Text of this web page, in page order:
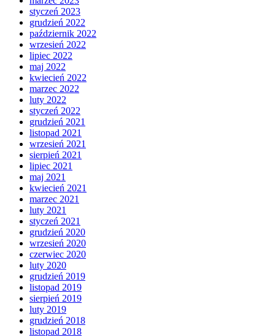
styczeń 2023
grudzień 2022
październik 2022
wrzesień 2022
lipiec 2022
maj 2022
kwiecień 2022
marzec 2022
luty 2022
styczeń 2022
grudzień 2021
listopad 2021
wrzesień 2021
sierpień 2021
lipiec 2021
maj 2021
kwiecień 2021
marzec 2021
luty 2021
styczeń 2021
grudzień 2020
wrzesień 2020
czerwiec 2020
luty 2020
grudzień 2019
listopad 2019
sierpień 2019
luty 2019
grudzień 2018
listopad 2018